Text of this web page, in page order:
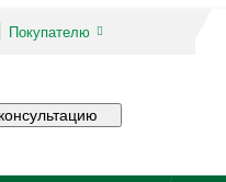
Покупателю